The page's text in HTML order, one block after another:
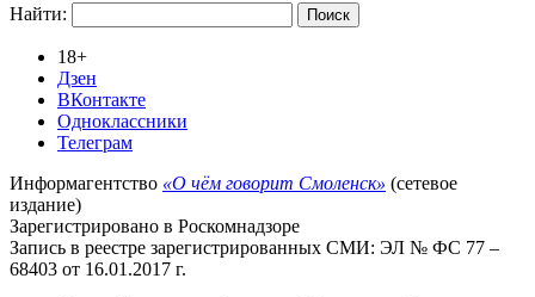
Найти:
18+
Дзен
ВКонтакте
Одноклассники
Телеграм
Информагентство «О чём говорит Смоленск» (сетевое
издание)
Зарегистрировано в Роскомнадзоре
Запись в реестре зарегистрированных СМИ: ЭЛ № ФС 77 –
68403 от 16.01.2017 г.